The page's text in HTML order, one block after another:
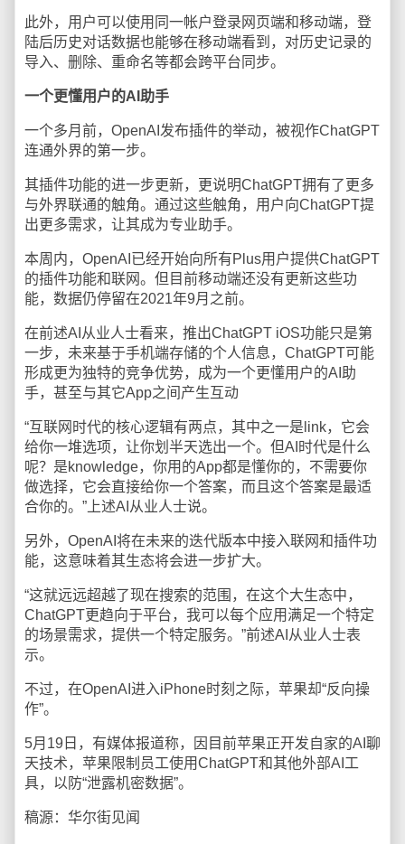
此外，用户可以使用同一帐户登录网页端和移动端，登
陆后历史对话数据也能够在移动端看到，对历史记录的
导入、删除、重命名等都会跨平台同步。
一个更懂用户的AI助手
一个多月前，OpenAI发布插件的举动，被视作ChatGPT
连通外界的第一步。
其插件功能的进一步更新，更说明ChatGPT拥有了更多
与外界联通的触角。通过这些触角，用户向ChatGPT提
出更多需求，让其成为专业助手。
本周内，OpenAI已经开始向所有Plus用户提供ChatGPT
的插件功能和联网。但目前移动端还没有更新这些功
能，数据仍停留在2021年9月之前。
在前述AI从业人士看来，推出ChatGPT iOS功能只是第
一步，未来基于手机端存储的个人信息，ChatGPT可能
形成更为独特的竞争优势，成为一个更懂用户的AI助
手，甚至与其它App之间产生互动
“互联网时代的核心逻辑有两点，其中之一是link，它会
给你一堆选项，让你划半天选出一个。但AI时代是什么
呢？是knowledge，你用的App都是懂你的，不需要你
做选择，它会直接给你一个答案，而且这个答案是最适
合你的。”上述AI从业人士说。
另外，OpenAI将在未来的迭代版本中接入联网和插件功
能，这意味着其生态将会进一步扩大。
“这就远远超越了现在搜索的范围，在这个大生态中，
ChatGPT更趋向于平台，我可以每个应用满足一个特定
的场景需求，提供一个特定服务。”前述AI从业人士表
示。
不过，在OpenAI进入iPhone时刻之际，苹果却“反向操
作”。
5月19日，有媒体报道称，因目前苹果正开发自家的AI聊
天技术，苹果限制员工使用ChatGPT和其他外部AI工
具，以防“泄露机密数据”。
稿源：华尔街见闻